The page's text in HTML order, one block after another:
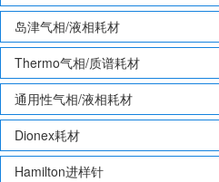
岛津气相/液相耗材
Thermo气相/质谱耗材
通用性气相/液相耗材
Dionex耗材
Hamilton进样针